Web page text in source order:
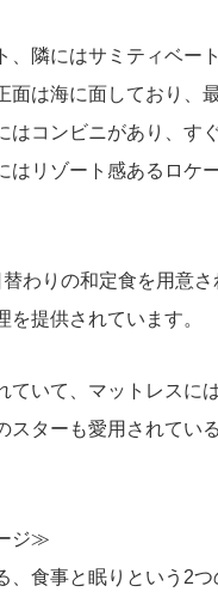
、隣にはサミティベー
面は海に面しており、
はコンビニがあり、す
はリゾート感あるロケ
わりの和定食を用意
提供されています。
ていて、マットレスに
スターも愛用されてい
ジ≫
、食事と眠りという2